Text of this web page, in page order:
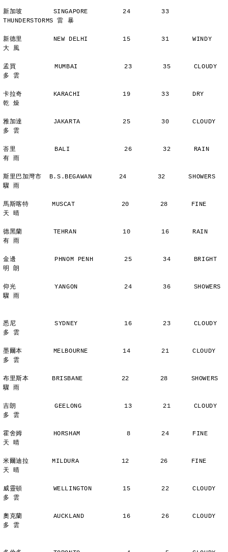
新加坡        SINGAPORE         24        33
THUNDERSTORMS 雷 暴
新德里        NEW DELHI         15        31      WINDY
大 風
孟買          MUMBAI            23        35      CLOUDY
多 雲
卡拉奇        KARACHI           19        33      DRY
乾 燥
雅加達        JAKARTA           25        30      CLOUDY
多 雲
峇里          BALI              26        32      RAIN
有 雨
斯里巴加灣市  B.S.BEGAWAN       24        32      SHOWERS
驟 雨
馬斯喀特      MUSCAT            20        28      FINE
天 晴
德黑蘭        TEHRAN            10        16      RAIN
有 雨
金邊          PHNOM PENH        25        34      BRIGHT
明 朗
仰光          YANGON            24        36      SHOWERS
驟 雨
悉尼          SYDNEY            16        23      CLOUDY
多 雲
墨爾本        MELBOURNE         14        21      CLOUDY
多 雲
布里斯本      BRISBANE          22        28      SHOWERS
驟 雨
吉朗          GEELONG           13        21      CLOUDY
多 雲
霍舍姆        HORSHAM            8        24      FINE
天 晴
米爾迪拉      MILDURA           12        26      FINE
天 晴
威靈頓        WELLINGTON        15        22      CLOUDY
多 雲
奧克蘭        AUCKLAND          16        26      CLOUDY
多 雲